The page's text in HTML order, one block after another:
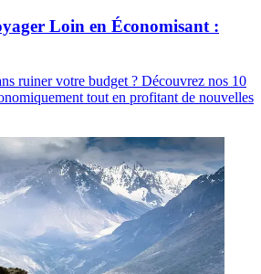
Loin en Économisant :
ruiner votre budget ? Découvrez nos 10
tout en profitant de nouvelles